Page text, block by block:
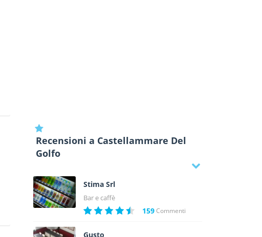
Recensioni a Castellammare Del
Golfo
Stima Srl
Bar e caffè
159Commenti
Gusto